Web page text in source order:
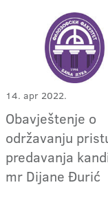
14. apr 2022.
Obavještenje o
održavanju
predavanja
mr Dijane Đurić